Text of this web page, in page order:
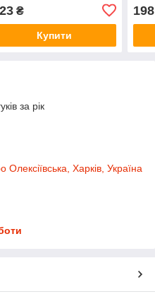
SIGMA
₴
Купити
198
за рік
Харків, Україна